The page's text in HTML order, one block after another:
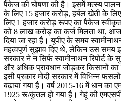
पैकेज की घोषणा की है। इसमें मत्स्य
के लिए 15 हजार करोड़, हर्बल खेती के
लिए 1 हजार करोड़ रूपए का पैकेज
को 8 लाख करोड़ का कर्ज मिलता था,
दिया जा रहा है। यूपीए के समय
महत्वपूर्ण सुझाव दिए थे, लेकिन उस समय
सरकार ने न सिर्फ स्वामीनाथन रिपोर्ट के
और अधिक प्रावधान जोड़कर किसानों का
इसी प्रकार मोदी सरकार में विभिन्न
बढ़ाया गया है। वर्ष 2015-16 में धान
1925 रू/कुंतल हो गया है। गेहूं की